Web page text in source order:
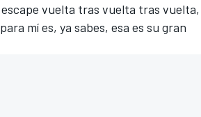
vuelta tras vuelta tras vuelta,
mí es, ya sabes, esa es su gran